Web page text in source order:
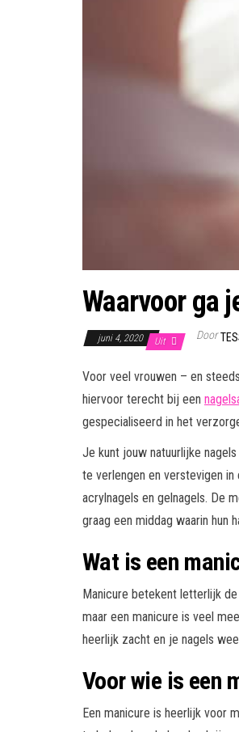
Waarvoor ga
juni 4, 2020 Uit Door
Voor veel vrouwen – en
hiervoor terecht bij een
gespecialiseerd in het
Je kunt jouw natuurlijke
te verlengen en verstevigen
acrylnagels en gelnagels. De
graag een middag waarin hun
Wat is een
Manicure betekent letterlijk
maar een manicure is veel
heerlijk zacht en je nagels
Voor wie is een
Een manicure is heerlijk voor